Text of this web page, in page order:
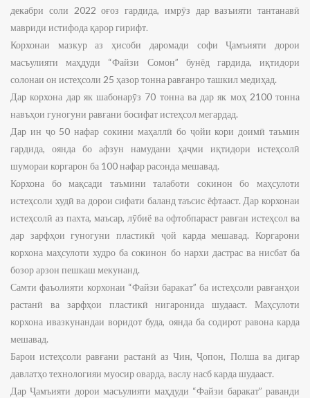
декабри соли 2022 оғоз гардида, имрӯз дар вазъияти тантанавӣ
мавриди истифода қарор гирифт.
Корхонаи мазкур аз ҳисоби даромади софи Ҷамъияти дорои
масъулияти маҳдуди “Файзи Сомон” бунёд гардида, иқтидори
солонаи он истеҳсоли 25 ҳазор тонна равғанро ташкил медиҳад.
Дар корхона дар як шабонарӯз 70 тонна ва дар як моҳ 2100 тонна
навъҳои гуногуни равғани босифат истеҳсол мегардад.
Дар ин ҷо 50 нафар сокини маҳаллӣ бо ҷойи кори доимӣ таъмин
гардида, оянда бо афзун намудани ҳаҷми иқтидори истеҳсолӣ
шумораи коргарон ба 100 нафар расонда мешавад.
Корхона бо мақсади таъмини талаботи сокинон бо маҳсулоти
истеҳсоли худӣ ва дорои сифати баланд таъсис ёфтааст. Дар корхонаи
истеҳсолӣ аз пахта, маъсар, лӯбиё ва офтобпараст равған истеҳсол ва
дар зарфҳои гуногуни пластикӣ ҷой карда мешавад. Коргарони
корхона маҳсулоти худро ба сокинон бо нархи дастрас ва нисбат ба
бозор арзон пешкаш мекунанд.
Самти фаъолияти корхонаи “Файзи баракат” ба истеҳсоли равғанҳои
растанӣ ва зарфҳои пластикӣ нигаронида шудааст. Маҳсулоти
корхона ивазкунандаи воридот буда, оянда ба содирот равона карда
мешавад.
Барои истеҳсоли равғани растанӣ аз Чин, Ҷопон, Полша ва дигар
давлатҳо технологияи муосир оварда, васлу насб карда шудааст.
Дар Ҷамъияти дорои масъулияти маҳдуди “Файзи баракат” раванди